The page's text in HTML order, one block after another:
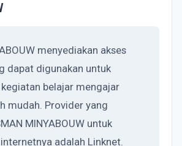
menyediakan akses
dapat digunakan untuk
belajar mengajar
mudah. Provider yang
MINYABOUW untuk
adalah Linknet.